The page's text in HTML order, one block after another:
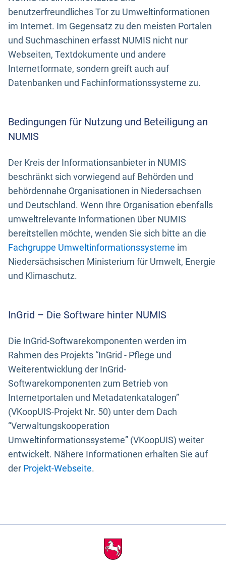
benutzerfreundliches Tor zu Umweltinformationen
im Internet. Im Gegensatz zu den meisten Portalen
und Suchmaschinen erfasst NUMIS nicht nur
Webseiten, Textdokumente und andere
Internetformate, sondern greift auch auf
Datenbanken und Fachinformationssysteme zu.
Bedingungen für Nutzung und Beteiligung an
NUMIS
Der Kreis der Informationsanbieter in NUMIS
beschränkt sich vorwiegend auf Behörden und
behördennahe Organisationen in Niedersachsen
und Deutschland. Wenn Ihre Organisation ebenfalls
umweltrelevante Informationen über NUMIS
bereitstellen möchte, wenden Sie sich bitte an die
Fachgruppe Umweltinformationssysteme im
Niedersächsischen Ministerium für Umwelt, Energie
und Klimaschutz.
InGrid – Die Software hinter NUMIS
Die InGrid-Softwarekomponenten werden im
Rahmen des Projekts “InGrid - Pflege und
Weiterentwicklung der InGrid-
Softwarekomponenten zum Betrieb von
Internetportalen und Metadatenkatalogen”
(VKoopUIS-Projekt Nr. 50) unter dem Dach
“Verwaltungskooperation
Umweltinformationssysteme” (VKoopUIS) weiter
entwickelt. Nähere Informationen erhalten Sie auf
der Projekt-Webseite.